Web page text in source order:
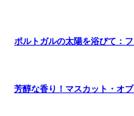
ポルトガルの太陽を浴びて：
芳醇な香り！マスカット・オ